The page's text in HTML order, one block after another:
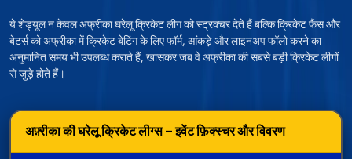
ये शेड्यूल न केवल अफ्रीका घरेलू क्रिकेट लीग को स्ट्रक्चर देते हैं बल्कि क्रिकेट फैंस और
बेटर्स को अफ्रीका में क्रिकेट बेटिंग के लिए फॉर्म, आंकड़े और लाइनअप फॉलो करने का
अनुमानित समय भी उपलब्ध कराते हैं, खासकर जब वे अफ्रीका की सबसे बड़ी क्रिकेट लीगों
से जुड़े होते हैं।
अफ़्रीका की घरेलू क्रिकेट लीग्स – इवेंट फ़िक्स्चर और विवरण